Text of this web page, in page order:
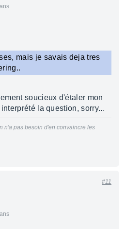
mais je savais deja tres
soucieux d'étaler mon
la question, sorry...
n'a pas besoin d'en convaincre les
#11